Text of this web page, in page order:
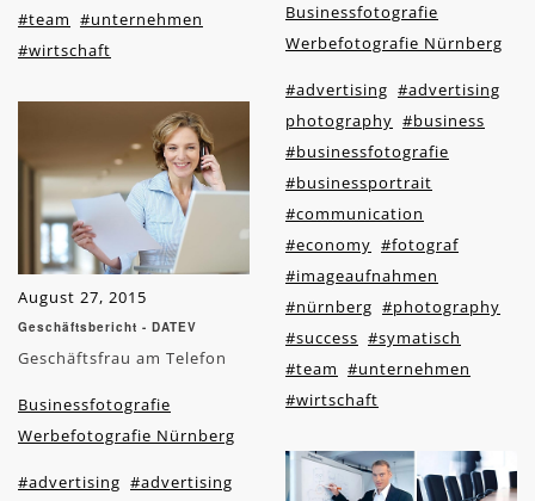
#team #unternehmen
#wirtschaft
August 27, 2015
Geschäftsbericht - DATEV
Geschäftsfrau am Telefon
Businessfotografie
Werbefotografie Nürnberg
#advertising #advertising
Businessfotografie
Werbefotografie Nürnberg
#advertising #advertising
photography #business
#businessfotografie
#businessportrait
#communication
#economy #fotograf
#imageaufnahmen
#nürnberg #photography
#success #symatisch
#team #unternehmen
#wirtschaft